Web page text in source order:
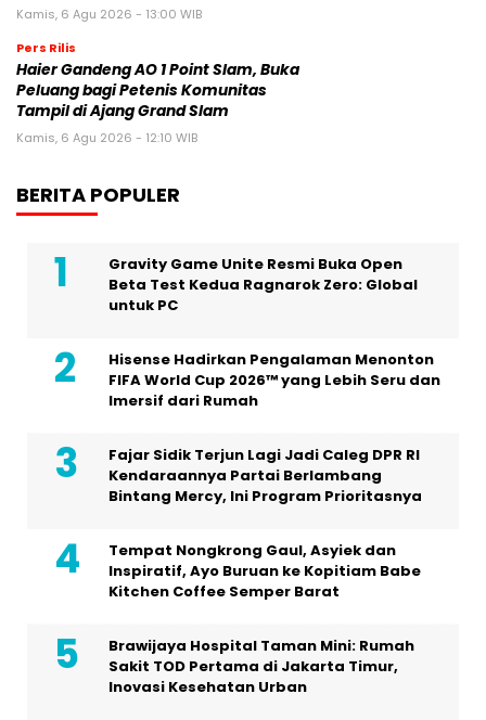
Kamis, 6 Agu 2026 - 13:00 WIB
Pers Rilis
Haier Gandeng AO 1 Point Slam, Buka
Peluang bagi Petenis Komunitas
Tampil di Ajang Grand Slam
Kamis, 6 Agu 2026 - 12:10 WIB
BERITA POPULER
Gravity Game Unite Resmi Buka Open
Beta Test Kedua Ragnarok Zero: Global
untuk PC
Hisense Hadirkan Pengalaman Menonton
FIFA World Cup 2026™ yang Lebih Seru dan
Imersif dari Rumah
Fajar Sidik Terjun Lagi Jadi Caleg DPR RI
Kendaraannya Partai Berlambang
Bintang Mercy, Ini Program Prioritasnya
Tempat Nongkrong Gaul, Asyiek dan
Inspiratif, Ayo Buruan ke Kopitiam Babe
Kitchen Coffee Semper Barat
Brawijaya Hospital Taman Mini: Rumah
Sakit TOD Pertama di Jakarta Timur,
Inovasi Kesehatan Urban